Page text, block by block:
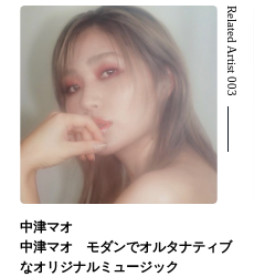
Related Artist 003
中津マオ
中津マオ モダンでオルタナティブ
なオリジナルミュージック